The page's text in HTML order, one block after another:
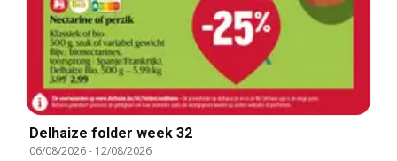
Delhaize folder week 32
06/08/2026- 12/08/2026